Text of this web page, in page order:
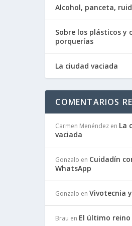
Alcohol, panceta,
Sobre los plásticos y
porquerías
La ciudad vaciada
COMENTARIOS
Carmen Menéndez en La
vaciada
Gonzalo en Cuidadín
WhatsApp
Gonzalo enVivotecnia
Brau en El último